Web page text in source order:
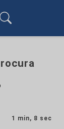
1 min, 8 sec